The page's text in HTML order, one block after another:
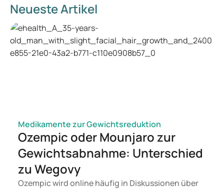
Neueste Artikel
Medikamente zur Gewichtsreduktion
Ozempic oder Mounjaro zur
Gewichtsabnahme: Unterschied
zu Wegovy
Ozempic wird online häufig in Diskussionen über